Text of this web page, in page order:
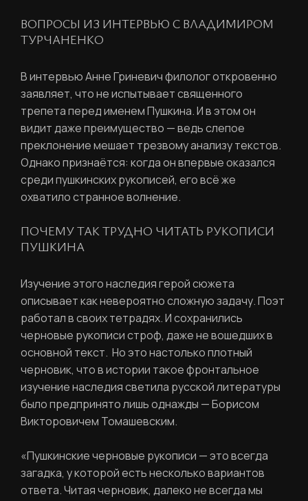
ВОПРОСЫ ИЗ ИНТЕРВЬЮ С ВЛАДИМИРОМ
ТУРЧАНЕНКО
В интервью Анне Гриневич филолог откровенно
заявляет, что не испытывает священного
трепета перед именем Пушкина. И в этом он
видит даже преимущество — ведь слепое
преклонение мешает трезвому анализу текстов.
Однако признаётся: когда он впервые оказался
среди пушкинских рукописей, его всё же
охватило странное волнение.
ПОЧЕМУ ТАК ТРУДНО ЧИТАТЬ РУКОПИСИ
ПУШКИНА
Изучение этого наследия герой сюжета
описывает как невероятно сложную задачу. Поэт
работал в своих тетрадях. И сохранились
черновые рукописи строф, даже не вошедших в
основной текст. Но это настолько плотный
черновик, что в истории такое фронтальное
изучение наследия светила русской литературы
было предпринято лишь однажды — Борисом
Викторовичем Томашевским.
«Пушкинские черновые рукописи — это всегда
загадка, у которой есть несколько вариантов
ответа. Читая черновик, далеко не всегда мы